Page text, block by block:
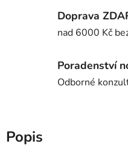
Doprava
nad 6000 Kč
Poradenství
Odborné
Popis